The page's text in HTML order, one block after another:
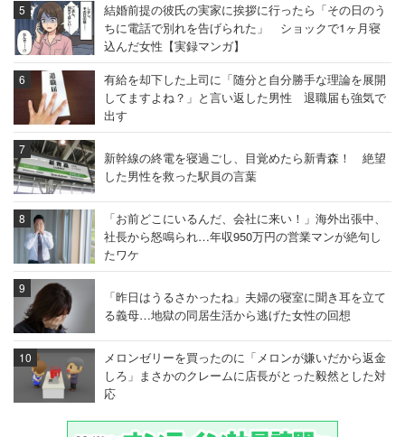
結婚前提の彼氏の実家に挨拶に行ったら「その日のう
ちに電話で別れを告げられた」 ショックで1ヶ月寝
込んだ女性【実録マンガ】
有給を却下した上司に「随分と自分勝手な理論を展開
してますよね？」と言い返した男性 退職届も強気で
出す
新幹線の終電を寝過ごし、目覚めたら新青森！ 絶望
した男性を救った駅員の言葉
「お前どこにいるんだ、会社に来い！」海外出張中、
社長から怒鳴られ…年収950万円の営業マンが絶句し
たワケ
「昨日はうるさかったね」夫婦の寝室に聞き耳を立て
る義母…地獄の同居生活から逃げた女性の回想
メロンゼリーを買ったのに「メロンが嫌いだから返金
しろ」まさかのクレームに店長がとった毅然とした対
応